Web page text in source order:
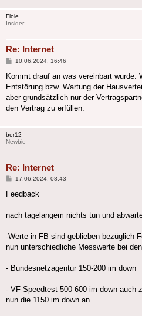
Flole
Insider
Re: Internet
Beitrag
10.06.2024, 16:46
Kommt drauf an was vereinbart wurde.
Entstörung bzw. Wartung der
aber grundsätzlich nur der
den Vertrag zu erfüllen.
ber12
Newbie
Re: Internet
Beitrag
17.06.2024, 08:43
Feedback
nach tagelangem nichts tun und
-Werte in FB sind geblieben bezüglich
nun unterschiedliche Messwerte bei
- Bundesnetzagentur 150-200 im down
- VF-Speedtest 500-600 im down auch
nun die 1150 im down an